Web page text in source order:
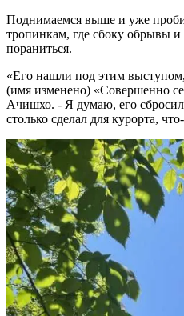
Поднимаемся выше и уже
тропинкам, где сбоку обрывы
пораниться.
«Его нашли под этим
(имя изменено) «Совершенно
Ачишхо. - Я думаю, его
столько сделал для курорта,